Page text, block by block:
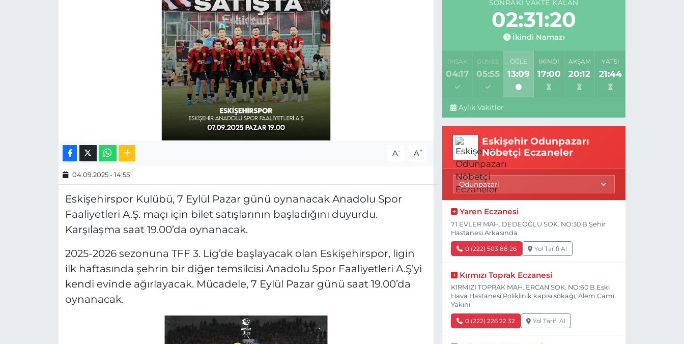
A- A+
04.09.2025 - 14:55
Eskişehirspor Kulübü, 7 Eylül Pazar günü oynanacak Anadolu Spor
Faaliyetleri A.Ş. maçı için bilet satışlarının başladığını duyurdu.
Karşılaşma saat 19.00’da oynanacak.
2025-2026 sezonuna TFF 3. Lig’de başlayacak olan Eskişehirspor, ligin
ilk haftasında şehrin bir diğer temsilcisi Anadolu Spor Faaliyetleri A.Ş’yi
kendi evinde ağırlayacak. Mücadele, 7 Eylül Pazar günü saat 19.00’da
oynanacak.
SONRAKI VAKTE KALAN
02:31:19
İkindi Namazı
İMSAK
04:17
GÜNEŞ
05:55
ÖĞLE
13:09
İKINDI
17:00
AKŞAM
20:12
YATSI
21:44
Aylık Vakitler
Eskişehir Odunpazarı
Nöbetçi Eczaneler
Yaren Eczanesi
71 EVLER MAH. DEDEOĞLU SOK. NO:30 B Şehir
Hastanesi Arkasında
0 (222) 503 88 26 Yol Tarifi Al
Kırmızı Toprak Eczanesi
KIRMIZI TOPRAK MAH. ERCAN SOK. NO:60 B Eski
Hava Hastanesi Poliklinik kapısı sokağı, Alem Cami
Yakını
0 (222) 226 22 32 Yol Tarifi Al